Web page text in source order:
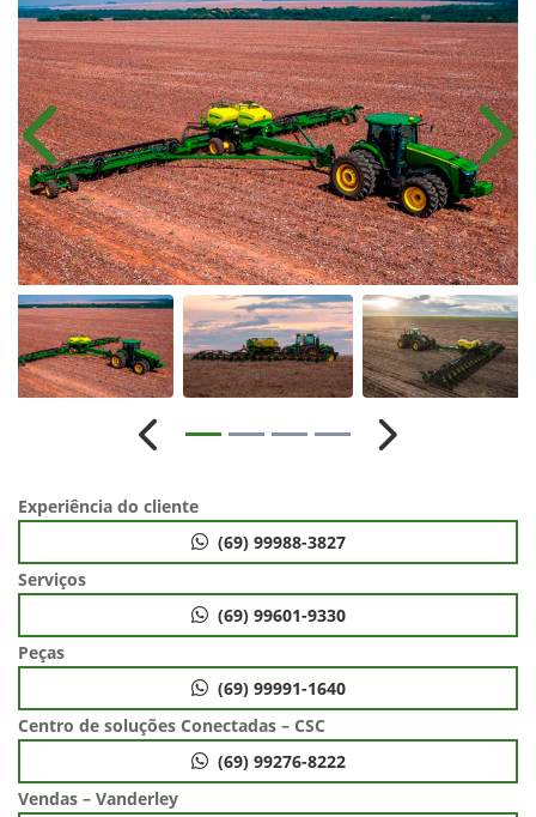
Anterior
Anterior Próximo
Experiência do cliente
(69) 99988-3827
Serviços
(69) 99601-9330
Peças
(69) 99991-1640
Centro de soluções Conectadas – CSC
(69) 99276-8222
Vendas – Vanderley